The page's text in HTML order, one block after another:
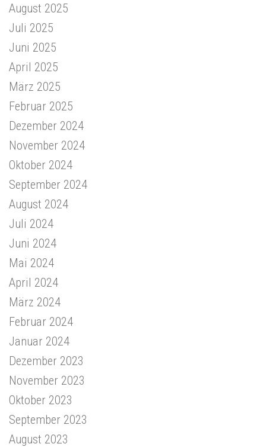
August 2025
Juli 2025
Juni 2025
April 2025
März 2025
Februar 2025
Dezember 2024
November 2024
Oktober 2024
September 2024
August 2024
Juli 2024
Juni 2024
Mai 2024
April 2024
März 2024
Februar 2024
Januar 2024
Dezember 2023
November 2023
Oktober 2023
September 2023
August 2023